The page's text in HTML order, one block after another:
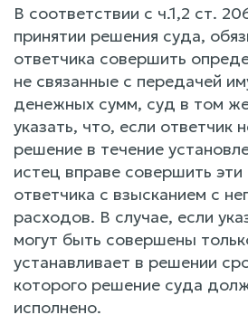
В соответствии с ч.1,2 ст.
принятии решения суда,
ответчика совершить
не связанные с передачей
денежных сумм, суд в том
указать, что, если ответчик
решение в течение
истец вправе совершить эти
ответчика с взысканием с
расходов. В случае, если
могут быть совершены
устанавливает в решении
которого решение суда
исполнено.